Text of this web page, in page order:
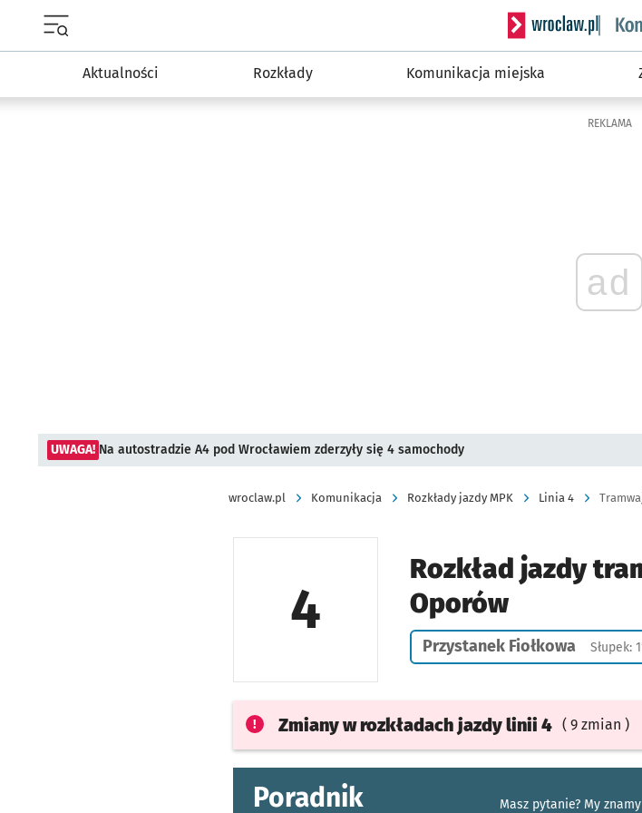
Serwis informacyjny
Aktualności Rozkłady Komunikacja miejska
REKLAMA
ad
UWAGA! Na autostradzie A4 pod Wrocławiem zderzyły się 4 samochody
wroclaw.pl Komunikacja Rozkłady jazdy MPK Linia 4
4
Rozkład jazdy
Oporów
Przystanek Fiołkowa Słupek:
Zmiany w rozkładach jazdylinii 4 ( 9 zmian )
Poradnik
Masz pytanie? My